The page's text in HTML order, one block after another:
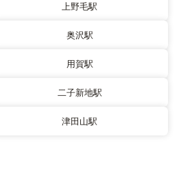
上野毛駅
奥沢駅
用賀駅
二子新地駅
津田山駅